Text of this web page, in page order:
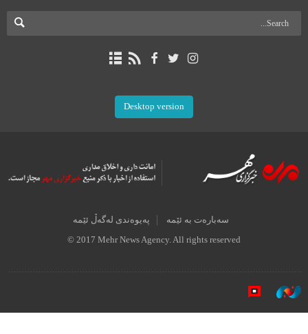
Desktop version
سەبارەت بە ئێمە پەیوەندی لەگەڵ ئێمە
© 2017 Mehr News Agency. All rights reserved